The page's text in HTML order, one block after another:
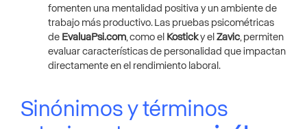
fomenten una mentalidad positiva y un ambiente de
trabajo más productivo. Las pruebas psicométricas
de EvaluaPsi.com , como el Kosticky el Zavic , permiten
evaluar características de personalidad que impactan
directamente en el rendimiento laboral.
Sinónimos y términos